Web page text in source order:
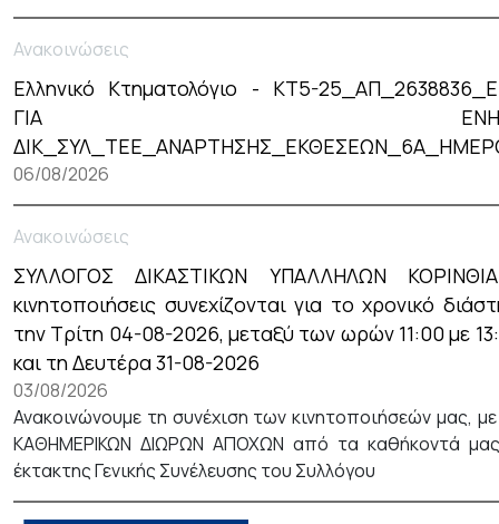
Ανακοινώσεις
Ελληνικό Κτηματολόγιο - ΚΤ5-
ΓΙΑ
06/08/2026
Ανακοινώσεις
ΣΥΛΛΟΓΟΣ ΔΙΚΑΣΤΙΚΩΝ ΥΠΑΛΛΗΛΩΝ
κινητοποιήσεις συνεχίζονται για το χρονικό
την Τρίτη 04-08-2026, μεταξύ των ωρών 11:00 με
και τη Δευτέρα 31-08-2026
03/08/2026
Ανακοινώνουμε τη συνέχιση των κινητοποιήσεών μας,
ΚΑΘΗΜΕΡΙΚΩΝ ΔΙΩΡΩΝ ΑΠΟΧΩΝ από τα καθήκοντά
έκτακτης Γενικής Συνέλευσης του Συλλόγου